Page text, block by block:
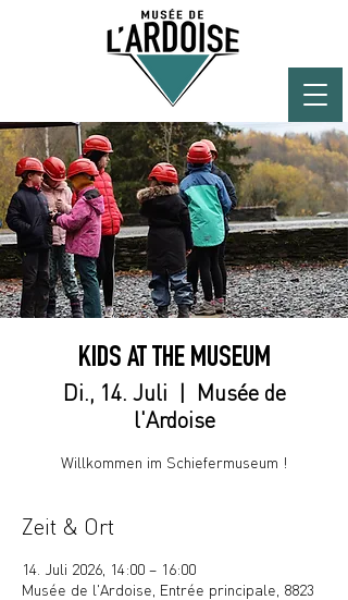
KIDS AT THE MUSEUM
Di., 14. Juli
  |
Musée de
l'Ardoise
Willkommen im Schiefermuseum !
Zeit & Ort
14. Juli 2026, 14:00 – 16:00
Musée de l'Ardoise, Entrée principale, 8823